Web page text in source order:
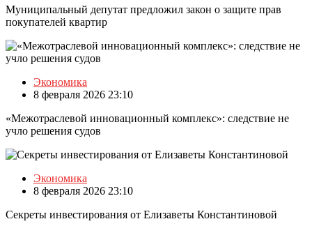
Муниципальный депутат предложил закон о защите прав
покупателей квартир
Экономика
8 февраля 2026 23:10
«Межотраслевой инновационный комплекс»: следствие не
учло решения судов
Экономика
8 февраля 2026 23:10
Секреты инвестирования от Елизаветы Константиновой